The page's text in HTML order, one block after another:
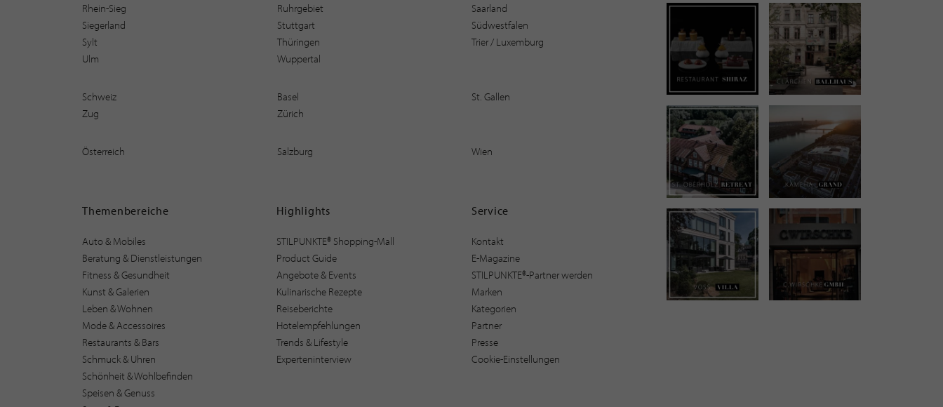
Rhein-Sieg
Ruhrgebiet
Saarland
Siegerland
Stuttgart
Südwestfalen
Sylt
Thüringen
Trier / Luxemburg
Ulm
Wuppertal
Schweiz Basel
St. Gallen
Zug
Zürich
Österreich Salzburg Wien
Themenbereiche
Auto & Mobiles
Beratung & Dienstleistungen
Fitness & Gesundheit
Kunst & Galerien
Leben & Wohnen
Mode & Accessoires
Restaurants & Bars
Schmuck & Uhren
Schönheit & Wohlbefinden
Speisen & Genuss
Highlights
STILPUNKTE® Shopping-Mall
Product Guide
Angebote & Events
Kulinarische Rezepte
Reiseberichte
Hotelempfehlungen
Trends & Lifestyle
Experteninterview
Service
Kontakt
E-Magazine
STILPUNKTE®-Partner werden
Marken
Kategorien
Partner
Presse
Cookie-Einstellungen